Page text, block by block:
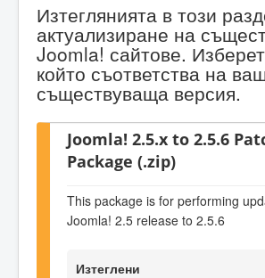
Изтеглянията в този
актуализиране на
Joomla! сайтове.
който съответства на
съществуваща версия.
Joomla! 2.5.x to 2.5.6
Package (.zip)
This package is for performing
Joomla! 2.5 release to 2.5.6
Изтеглени